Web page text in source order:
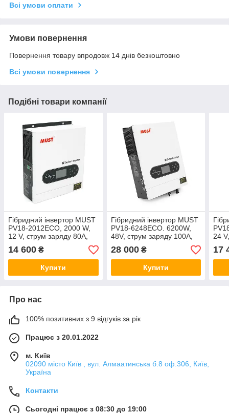
Всі умови оплати
Умови повернення
Повернення товару впродовж 14 днів безкоштовно
Всі умови повернення
Подібні товари компанії
Гібридний інвертор MUST
PV18-2012ECO, 2000 W,
12 V, струм заряду 80A,
170-280V, MPPT (80А, 30-
320 Vdc), 290х367х111
мм. 6 кг.
14 600 ₴
Купити
Гібридний інвертор MUST
PV18-6248ECO. 6200W,
48V, струм заряду 100A,
170-280 V, MPPT (100 А,
120-450 Vdc),
428x318x140 мм. 10 кг.
28 000₴
Купити
24
60-
17
Про нас
100% позитивних з 9 відгуків за рік
Працює з 20.01.2022
м. Київ
02090 місто Київ , вул. Алмаатинська б.8 оф.306, Київ,
Україна
Контакти
Сьогодні працює з 08:30 до 19:00